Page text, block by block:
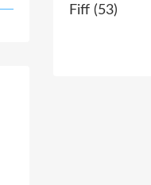
Fiff (53)